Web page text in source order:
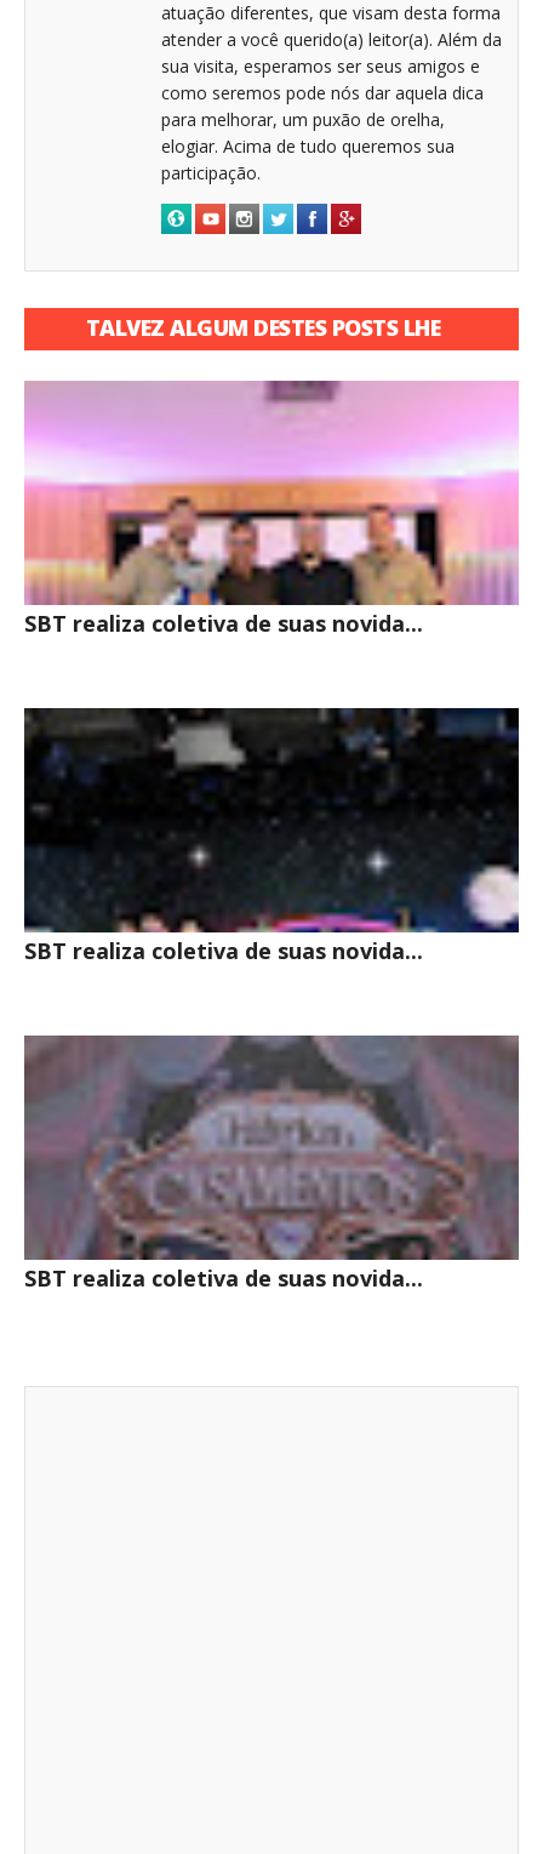
atuação diferentes, que visam desta forma
atender a você querido(a) leitor(a). Além da
sua visita, esperamos ser seus amigos e
como seremos pode nós dar aquela dica
para melhorar, um puxão de orelha,
elogiar. Acima de tudo queremos sua
participação.
TALVEZ ALGUM DESTES POSTS LHE
SBT realiza coletiva de suas novida...
SBT realiza coletiva de suas novida...
SBT realiza coletiva de suas novida...